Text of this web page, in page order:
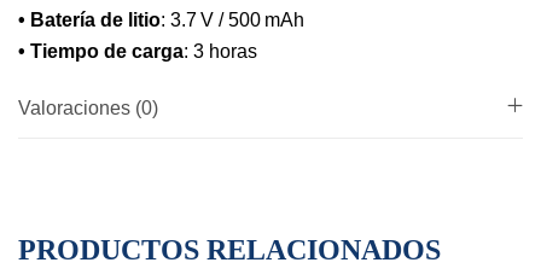
• Batería de litio: 3.7 V / 500 mAh
• Tiempo de carga: 3 horas
Valoraciones (0)
PRODUCTOS RELACIONADOS